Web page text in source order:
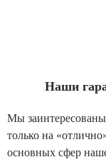
Наши
Мы
только на
основных сфер